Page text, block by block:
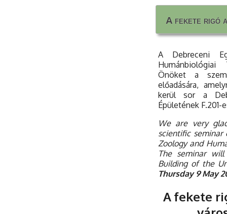
A fekete rigó
A fekete rigó
A Debreceni
Humánbiológiai
Önöket a
előadására,
kerül sor a
Épületének F.201-
We are very
scientific
Zoology and
The seminar
Building of the
Thursday 9 May
A fekete